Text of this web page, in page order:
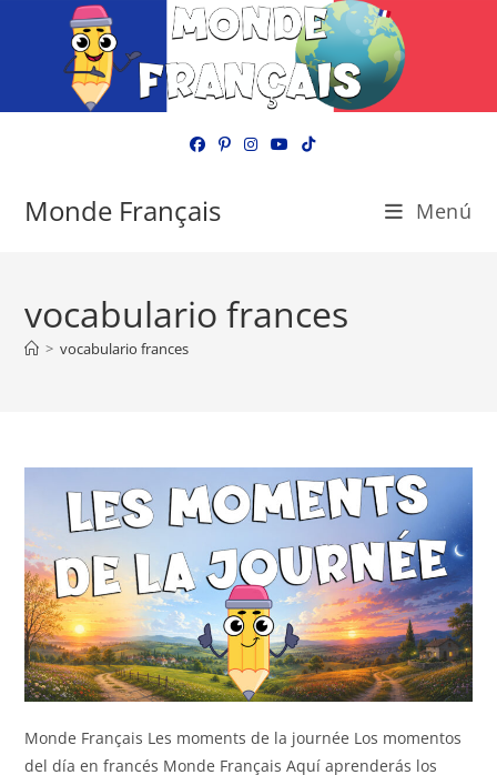
Monde Français Menú
vocabulario frances
> vocabulario frances
Monde Français Les moments de la journée Los momentos
del día en francés Monde Français Aquí aprenderás los